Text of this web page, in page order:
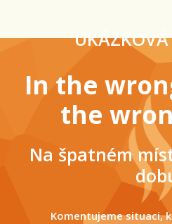
UKÁZKOVÁ
In the
the
Na špatném
Komentujeme situaci,